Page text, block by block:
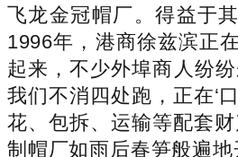
飞龙金冠帽厂。得益于
1996年，港商徐兹滨正
起来，不少外埠商人纷
我们不消四处跑，正在‘
花、包拆、运输等配套
制帽厂如雨后春笋般遍